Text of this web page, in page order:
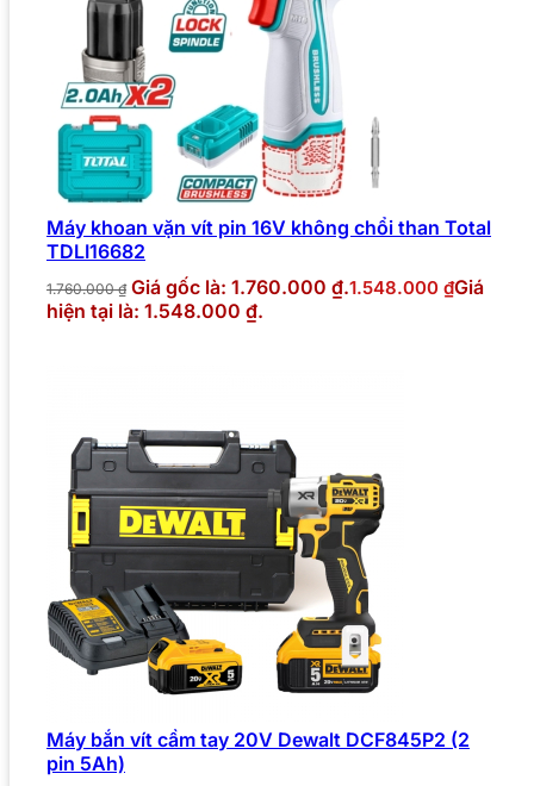
Máy khoan vặn vít pin 16V không chổi than Total
TDLI16682
1.760.000₫ Giá gốc là: 1.760.000 ₫.1.548.000 ₫Giá
hiện tại là: 1.548.000 ₫.
Máy bắn vít cầm tay 20V Dewalt DCF845P2 (2
pin 5Ah)